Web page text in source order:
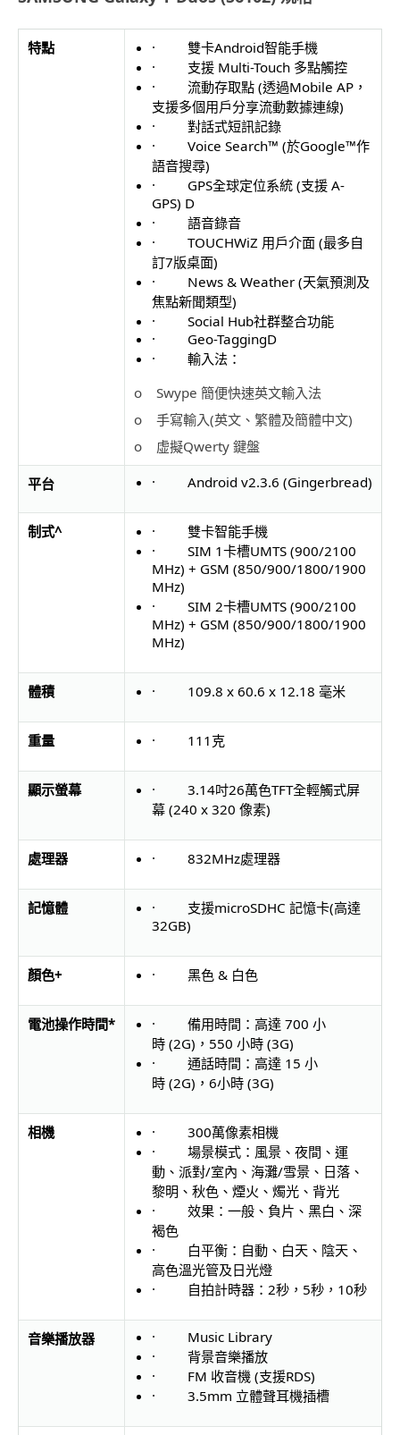
特點
· 雙卡Android智能手機
· 支援 Multi-Touch 多點觸控
· 流動存取點 (透過Mobile AP，
支援多個用戶分享流動數據連線)
· 對話式短訊記錄
· Voice Search™ (於Google™作
語音搜尋)
· GPS全球定位系統 (支援 A-
GPS) D
· 語音錄音
· TOUCHWiZ 用戶介面 (最多自
訂7版桌面)
· News & Weather (天氣預測及
焦點新聞類型)
· Social Hub社群整合功能
· Geo-TaggingD
· 輸入法：
o Swype 簡便快速英文輸入法
o 手寫輸入(英文、繁體及簡體中文)
o 虚擬Qwerty 鍵盤
平台 · Android v2.3.6 (Gingerbread)
制式^
· 雙卡智能手機
· SIM 1卡槽UMTS (900/2100
MHz) + GSM (850/900/1800/1900
MHz)
· SIM 2卡槽UMTS (900/2100
MHz) + GSM (850/900/1800/1900
MHz)
體積 · 109.8 x 60.6 x 12.18 毫米
重量 · 111克
顯示螢幕
· 3.14吋26萬色TFT全輕觸式屏
幕 (240 x 320 像素)
處理器 · 832MHz處理器
記憶體
· 支援microSDHC 記憶卡(高達
32GB)
顏色+ · 黑色 & 白色
電池操作時間*
· 備用時間：高達 700 小
時 (2G)，550 小時 (3G)
· 通話時間：高達 15 小
時 (2G)，6小時 (3G)
相機
· 300萬像素相機
· 場景模式：風景、夜間、運
動、派對/室內、海灘/雪景、日落、
黎明、秋色、煙火、燭光、背光
· 效果：一般、負片、黑白、深
褐色
· 白平衡：自動、白天、陰天、
高色溫光管及日光燈
· 自拍計時器：2秒，5秒，10秒
音樂播放器
· Music Library
· 背景音樂播放
· FM 收音機 (支援RDS)
· 3.5mm 立體聲耳機插槽